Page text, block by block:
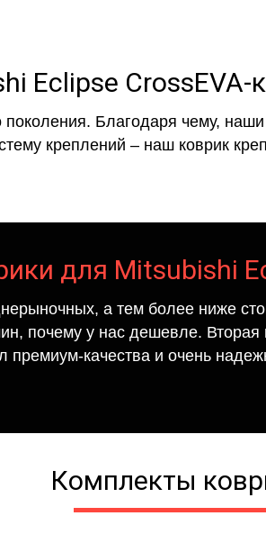
EVA-
Благодаря чему,
креплений – наш коврик
для Mitsubishi
а тем более ниже
почему у нас дешевле.
премиум-качества и очень
Комплекты